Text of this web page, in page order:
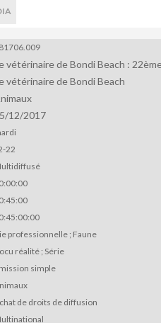
vétérinaire de Bondi Beach :
vétérinaire de Bondi Beach
12/2017
22
professionnelle ; Faune
réalité ; Série
simple
de droits de diffusion